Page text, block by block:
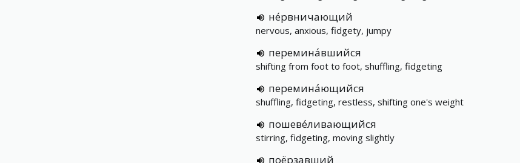
не́рвничающий
nervous, anxious, fidgety, jumpy
перемина́вшийся
shifting from foot to foot, shuffling, fidgeting
перемина́ющийся
shuffling, fidgeting, restless, shifting one's weight
пошеве́ливающийся
stirring, fidgeting, moving slightly
поёрзавший